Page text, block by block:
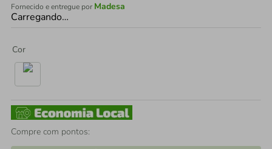
Fornecido e entregue por Madesa
Carregando…
Cor
Compre com pontos: